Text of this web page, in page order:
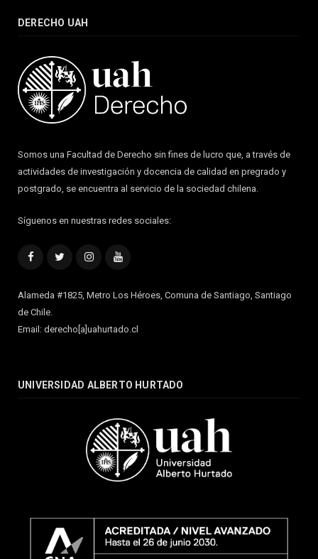
DERECHO UAH
Somos una Facultad de Derecho sin fines de lucro que, a través de
actividades de investigación y docencia de calidad en pregrado y
postgrado, se encuentra al servicio de la sociedad chilena.
Síguenos en nuestras redes sociales:
FacebookTwitterInstagramYouTube
Alameda #1825, Metro Los Héroes, Comuna de Santiago, Santiago
de Chile.
Email: derecho[a]uahurtado.cl
UNIVERSIDAD ALBERTO HURTADO